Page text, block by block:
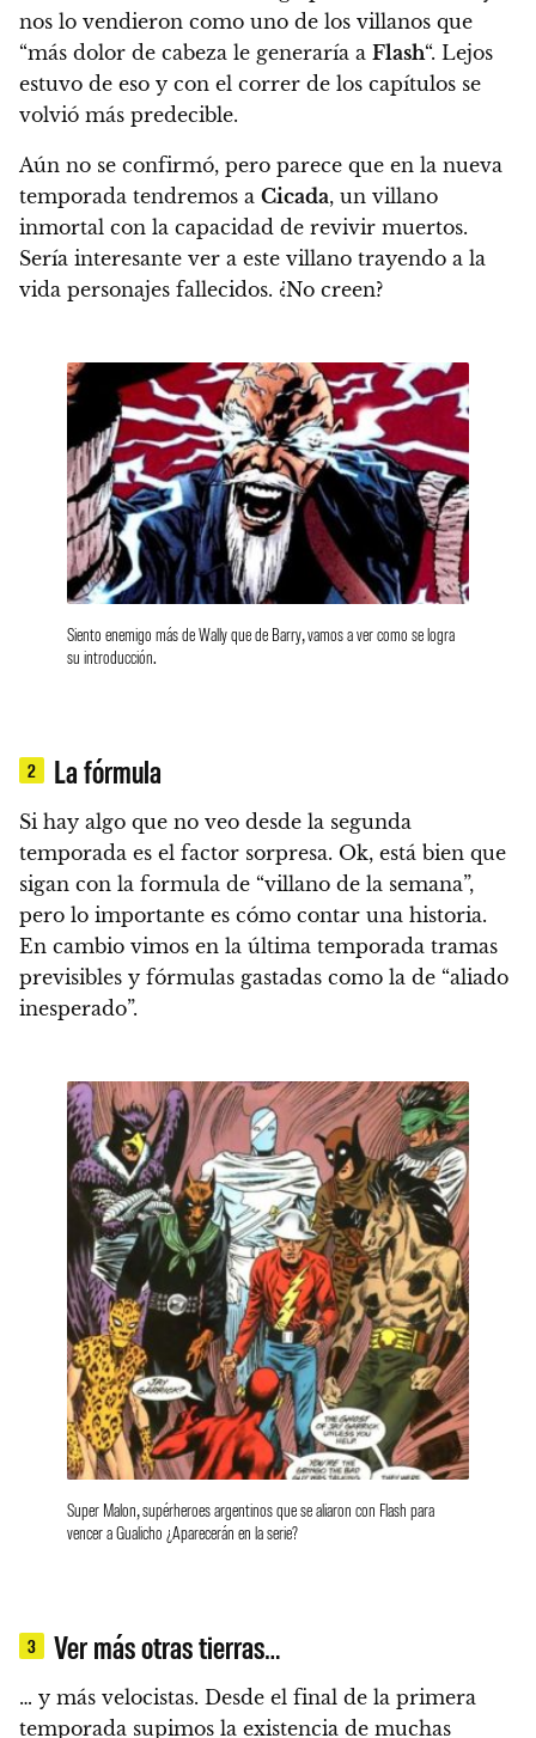
nos lo vendieron como uno de los villanos que
“más dolor de cabeza le generaría a Flash“. Lejos
estuvo de eso y con el correr de los capítulos se
volvió más predecible.
Aún no se confirmó, pero parece que en la nueva
temporada tendremos a Cicada, un villano
inmortal con la capacidad de revivir muertos.
Sería interesante ver a este villano trayendo a la
vida personajes fallecidos. ¿No creen?
Siento enemigo más de Wally que de Barry, vamos a ver como se logra
su introducción.
2 La fórmula
Si hay algo que no veo desde la segunda
temporada es el factor sorpresa. Ok, está bien que
sigan con la formula de “villano de la semana”,
pero lo importante es cómo contar una historia.
En cambio vimos en la última temporada tramas
previsibles y fórmulas gastadas como la de “aliado
inesperado”.
Super Malon, supérheroes argentinos que se aliaron con Flash para
vencer a Gualicho ¿Aparecerán en la serie?
3 Ver más otras tierras…
… y más velocistas. Desde el final de la primera
temporada supimos la existencia de muchas